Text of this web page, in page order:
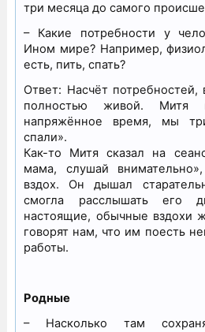
три месяца до самого
– Какие потребности у
Ином мире? Например,
есть, пить, спать?
Ответ: Насчёт потребностей,
полностью живой. Митя
напряжённое время, мы
спали».
Как-то Митя сказал на
мама, слушай
вздох. Он дышал
смогла расслышать его
настоящие, обычные вздохи
говорят нам, что им поесть
работы.
Родные
– Насколько там